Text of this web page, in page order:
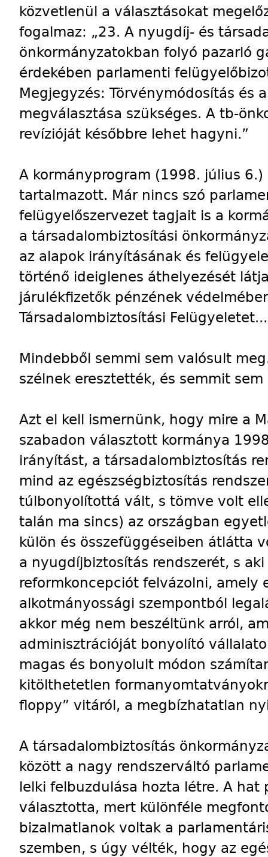
közvetlenül a választásokat
fogalmaz: „23. A nyugdíj- és
önkormányzatokban folyó pazarló
érdekében parlamenti
Megjegyzés: Törvénymódosítás és
megválasztása szükséges. A tb-
revízióját későbbre lehet hagyni.”
A kormányprogram (1998. július
tartalmazott. Már nincs szó
felügyelőszervezet tagjait is a
a társadalombiztosítási
az alapok irányításának és
történő ideiglenes áthelyezését
járulékfizetők pénzének
Társadalombiztosítási
Mindebből semmi sem valósult
szélnek eresztették, és semmit
Azt el kell ismernünk, hogy mire a
szabadon választott kormánya
irányítást, a társadalombiztosítás
mind az egészségbiztosítás
túlbonyolítottá vált, s tömve volt
talán ma sincs) az országban
külön és összefüggéseiben átlátta
a nyugdíjbiztosítás rendszerét, s
reformkoncepciót felvázolni, amely
alkotmányossági szempontból
akkor még nem beszéltünk arról,
adminisztrációját bonyolító
magas és bonyolult módon
kitölthetetlen
floppy” vitáról, a megbízhatatlan
A társadalombiztosítás
között a nagy rendszerváltó
lelki felbuzdulása hozta létre. A
választotta, mert különféle
bizalmatlanok voltak a
szemben, s úgy vélték, hogy az